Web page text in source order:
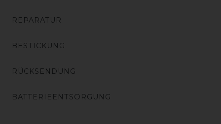
REPARATUR
BESTICKUNG
RÜCKSENDUNG
BATTERIEENTSORGUNG